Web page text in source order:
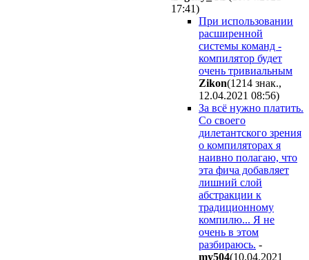
17:41)
При использовании
расширенной
системы команд -
компилятор будет
очень тривиальным
Zikon(1214 знак.,
12.04.2021 08:56)
За всё нужно платить.
Со своего
дилетантского зрения
о компиляторах я
наивно полагаю, что
эта фича добавляет
лишний слой
абстракции к
традиционному
компилю... Я не
очень в этом
разбираюсь. -
my504(10.04.2021